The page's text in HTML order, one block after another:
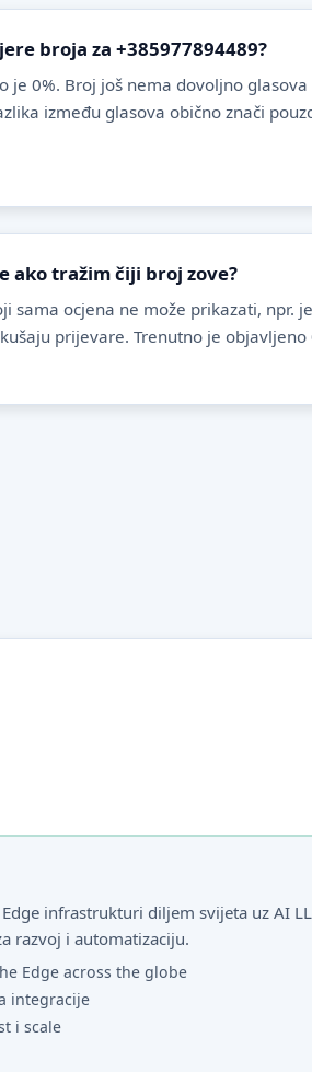
broja za +385977894489?
je 0%. Broj još nema dovoljno glasova
između glasova obično znači
ako tražim čiji broj zove?
sama ocjena ne može prikazati, npr.
prijevare. Trenutno je objavljeno
infrastrukturi diljem svijeta uz AI
razvoj i automatizaciju.
Edge across the globe
integracije
i scale